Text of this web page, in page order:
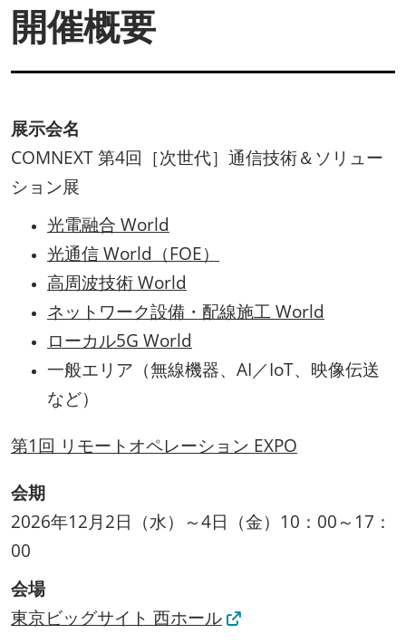
開催概要
展示会名
COMNEXT 第4回［次世代］通信技術＆ソリュー
ション展
光電融合 World
光通信 World（FOE）
高周波技術 World
ネットワーク設備・配線施工 World
ローカル5G World
一般エリア（無線機器、AI／IoT、映像伝送
など）
第1回 リモートオペレーション EXPO
会期
2026年12月2日（水）～4日（金）10：00～17：
00
会場
東京ビッグサイト 西ホール